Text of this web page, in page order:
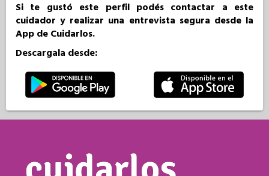
Si te gustó este perfil podés contactar a este
cuidador y realizar una entrevista segura desde la
App de Cuidarlos.
Descargala desde: